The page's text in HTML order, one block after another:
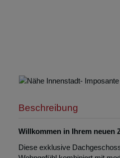
Beschreibung